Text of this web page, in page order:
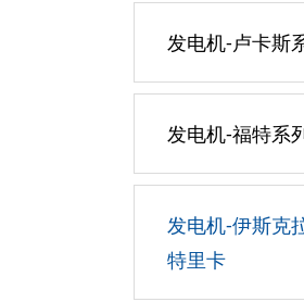
发电机-卢卡斯
发电机-福特系
发电机-伊斯克
特里卡